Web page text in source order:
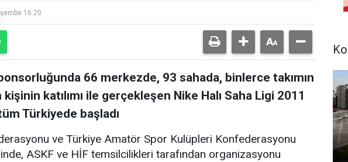
16:20
66 merkezde, 93 sahada, binlerce takımın
katılımı ile gerçekleşen Nike Halı Saha Ligi 2011
Türkiyede başladı
ve Türkiye Amatör Spor Kulüpleri Konfederasyonu
ASKF ve HİF temsilcilikleri tarafından organizasyonu